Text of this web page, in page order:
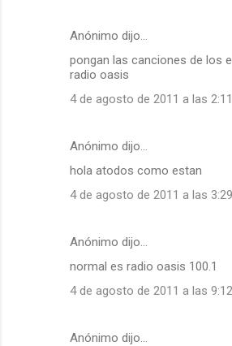
Anónimo dijo…
pongan las canciones de los
radio oasis
4 de agosto de 2011 a las
Anónimo dijo…
hola atodos como estan
4 de agosto de 2011 a las
Anónimo dijo…
normal es radio oasis 100.1
4 de agosto de 2011 a las
Anónimo dijo…